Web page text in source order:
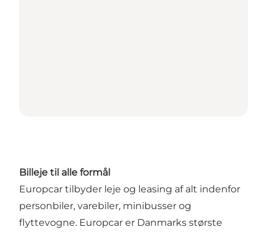
Billeje til alle formål
Europcar tilbyder leje og leasing af alt indenfor
personbiler, varebiler, minibusser og
flyttevogne. Europcar er Danmarks største